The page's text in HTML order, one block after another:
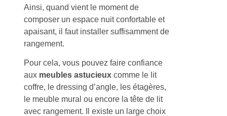
Ainsi, quand vient le moment de
composer un espace nuit confortable et
apaisant, il faut installer suffisamment de
rangement.
Pour cela, vous pouvez faire confiance
aux meubles astucieuxcomme le lit
coffre, le dressing d’angle, les étagères,
le meuble mural ou encore la tête de lit
avec rangement. Il existe un large choix